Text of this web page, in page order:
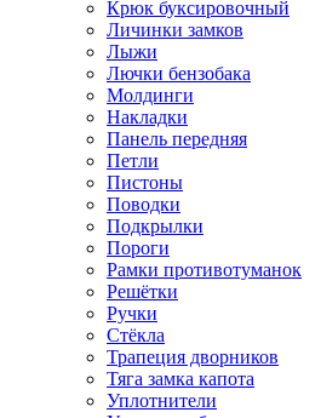
Крюк буксировочный
Личинки замков
Лыжи
Лючки бензобака
Молдинги
Накладки
Панель передняя
Петли
Пистоны
Поводки
Подкрылки
Пороги
Рамки противотуманок
Решётки
Ручки
Стёкла
Трапеция дворников
Тяга замка капота
Уплотнители